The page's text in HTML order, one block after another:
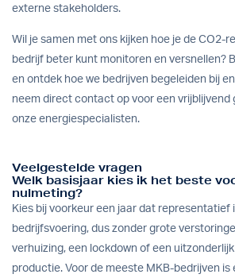
externe stakeholders.
Wil je samen met ons kijken hoe je de CO2-
bedrijf beter kunt monitoren en versnellen?
en ontdek hoe we bedrijven begeleiden bij
neem direct contact op voor een vrijblijvend
onze energiespecialisten.
Veelgestelde vragen
Welk basisjaar kies ik het beste
nulmeting?
Kies bij voorkeur een jaar dat representatief
bedrijfsvoering, dus zonder grote
verhuizing, een lockdown of een
productie. Voor de meeste MKB-bedrijven